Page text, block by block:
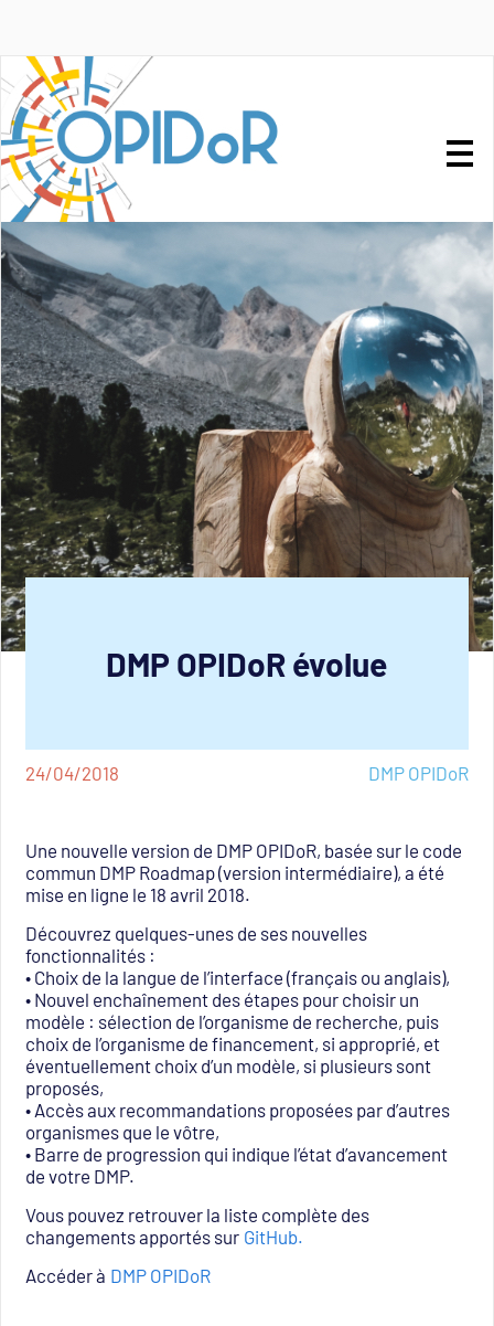
DMP OPIDoR évolue
24/04/2018 DMP OPIDoR
Une nouvelle version de DMP OPIDoR, basée sur le code
commun DMP Roadmap (version intermédiaire), a été
mise en ligne le 18 avril 2018.
Découvrez quelques-unes de ses nouvelles
fonctionnalités :
• Choix de la langue de l’interface (français ou anglais),
• Nouvel enchaînement des étapes pour choisir un
modèle : sélection de l’organisme de recherche, puis
choix de l’organisme de financement, si approprié, et
éventuellement choix d’un modèle, si plusieurs sont
proposés,
• Accès aux recommandations proposées par d’autres
organismes que le vôtre,
• Barre de progression qui indique l’état d’avancement
de votre DMP.
Vous pouvez retrouver la liste complète des
changements apportés sur GitHub.
Accéder à DMP OPIDoR